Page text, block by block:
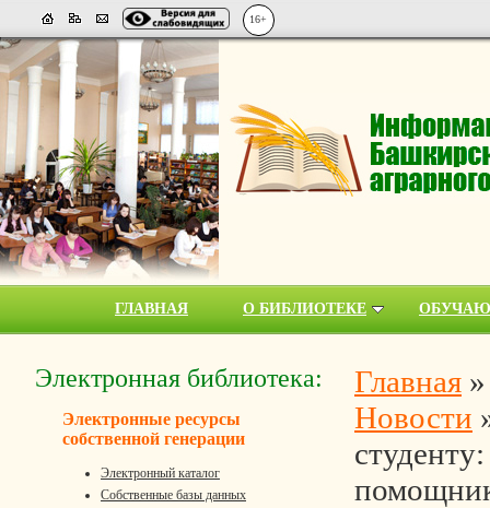
16+
ГЛАВНАЯ О БИБЛИОТЕКЕ
Электронная библиотека:
Электронные ресурсы
собственной генерации
Электронный каталог
Собственные базы данных
Главная
Новости